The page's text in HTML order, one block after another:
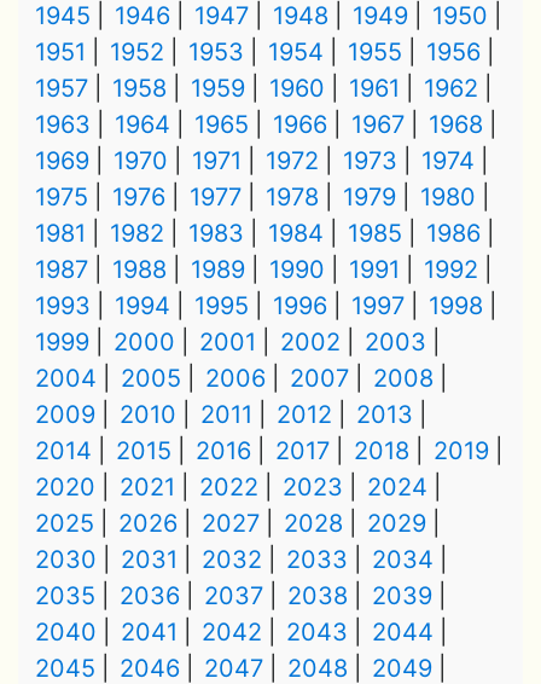
1945
1946 1947 1948 1949
1950
1951
1952 1953 1954 1955
1956
1957
1958 1959 1960 1961
1962
1963
1964 1965 1966 1967
1968
1969
1970 1971 1972 1973
1974
1975
1976 1977 1978 1979
1980
1981
1982 1983 1984 1985
1986
1987
1988 1989 1990 1991
1992
1993
1994 1995 1996 1997
1998
1999
2000 2001 2002
2003
2004
2005 2006 2007
2008
2009
2010 2011 2012
2013
2014
2015 2016 2017 2018
2019
2020
2021 2022 2023
2024
2025
2026 2027 2028
2029
2030
2031 2032 2033
2034
2035
2036 2037 2038
2039
2040
2041 2042 2043
2044
2045
2046 2047 2048
2049